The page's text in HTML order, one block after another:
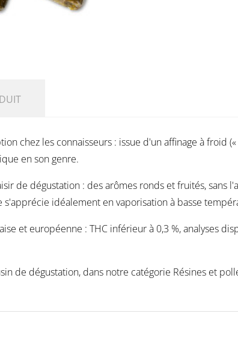
chez les connaisseurs : issue d'un affinage à froid
en son genre.
de dégustation : des arômes ronds et fruités, sans
idéalement en vaporisation à basse
et européenne : THC inférieur à 0,3 %, analyses
de dégustation, dans notre catégorie Résines et